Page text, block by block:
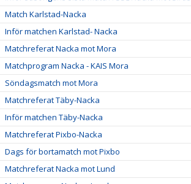
Match Karlstad-Nacka
Inför matchen Karlstad- Nacka
Matchreferat Nacka mot Mora
Matchprogram Nacka - KAIS Mora
Söndagsmatch mot Mora
Matchreferat Täby-Nacka
Inför matchen Täby-Nacka
Matchreferat Pixbo-Nacka
Dags för bortamatch mot Pixbo
Matchreferat Nacka mot Lund